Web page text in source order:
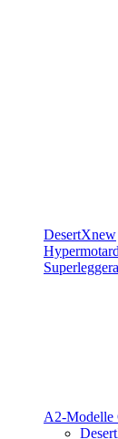
DesertXnew
Hypermotard
Superleggera
A2-Modelle